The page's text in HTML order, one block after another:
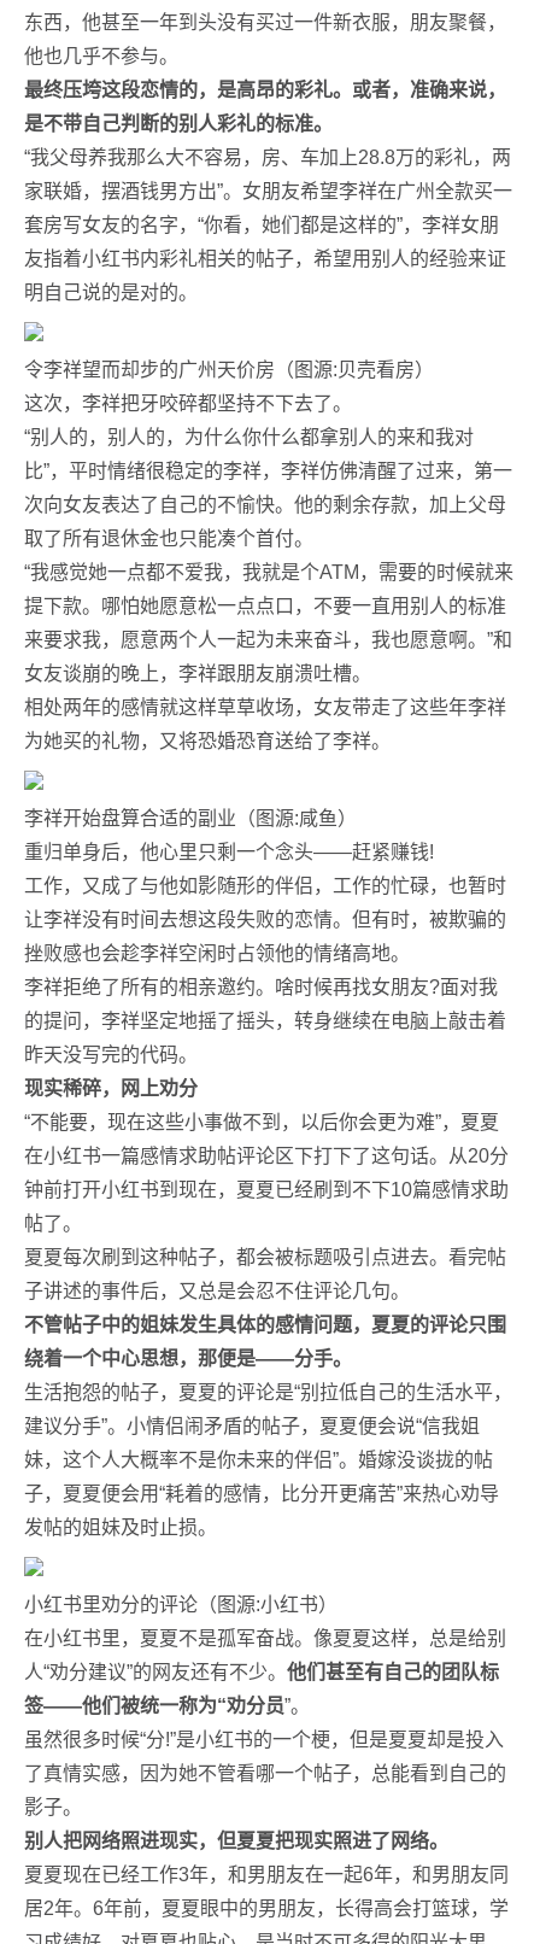
东西，他甚至一年到头没有买过一件新衣服，朋友聚餐，
他也几乎不参与。
最终压垮这段恋情的，是高昂的彩礼。或者，准确来说，
是不带自己判断的别人彩礼的标准。
“我父母养我那么大不容易，房、车加上28.8万的彩礼，两
家联婚，摆酒钱男方出”。女朋友希望李祥在广州全款买一
套房写女友的名字，“你看，她们都是这样的”，李祥女朋
友指着小红书内彩礼相关的帖子，希望用别人的经验来证
明自己说的是对的。
令李祥望而却步的广州天价房（图源:贝壳看房）
这次，李祥把牙咬碎都坚持不下去了。
“别人的，别人的，为什么你什么都拿别人的来和我对
比”，平时情绪很稳定的李祥，李祥仿佛清醒了过来，第一
次向女友表达了自己的不愉快。他的剩余存款，加上父母
取了所有退休金也只能凑个首付。
“我感觉她一点都不爱我，我就是个ATM，需要的时候就来
提下款。哪怕她愿意松一点点口，不要一直用别人的标准
来要求我，愿意两个人一起为未来奋斗，我也愿意啊。”和
女友谈崩的晚上，李祥跟朋友崩溃吐槽。
相处两年的感情就这样草草收场，女友带走了这些年李祥
为她买的礼物，又将恐婚恐育送给了李祥。
李祥开始盘算合适的副业（图源:咸鱼）
重归单身后，他心里只剩一个念头——赶紧赚钱!
工作，又成了与他如影随形的伴侣，工作的忙碌，也暂时
让李祥没有时间去想这段失败的恋情。但有时，被欺骗的
挫败感也会趁李祥空闲时占领他的情绪高地。
李祥拒绝了所有的相亲邀约。啥时候再找女朋友?面对我
的提问，李祥坚定地摇了摇头，转身继续在电脑上敲击着
昨天没写完的代码。
现实稀碎，网上劝分
“不能要，现在这些小事做不到，以后你会更为难”，夏夏
在小红书一篇感情求助帖评论区下打下了这句话。从20分
钟前打开小红书到现在，夏夏已经刷到不下10篇感情求助
帖了。
夏夏每次刷到这种帖子，都会被标题吸引点进去。看完帖
子讲述的事件后，又总是会忍不住评论几句。
不管帖子中的姐妹发生具体的感情问题，夏夏的评论只围
绕着一个中心思想，那便是——分手。
生活抱怨的帖子，夏夏的评论是“别拉低自己的生活水平，
建议分手”。小情侣闹矛盾的帖子，夏夏便会说“信我姐
妹，这个人大概率不是你未来的伴侣”。婚嫁没谈拢的帖
子，夏夏便会用“耗着的感情，比分开更痛苦”来热心劝导
发帖的姐妹及时止损。
小红书里劝分的评论（图源:小红书）
在小红书里，夏夏不是孤军奋战。像夏夏这样，总是给别
人“劝分建议”的网友还有不少。 他们甚至有自己的团队标
签——他们被统一称为“劝分员”。
虽然很多时候“分!”是小红书的一个梗，但是夏夏却是投入
了真情实感，因为她不管看哪一个帖子，总能看到自己的
影子。
别人把网络照进现实，但夏夏把现实照进了网络。
夏夏现在已经工作3年，和男朋友在一起6年，和男朋友同
居2年。6年前，夏夏眼中的男朋友，长得高会打篮球，学